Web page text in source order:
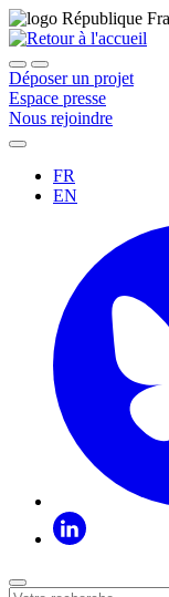
Déposer un projet
Espace presse
Nous rejoindre
FR
EN